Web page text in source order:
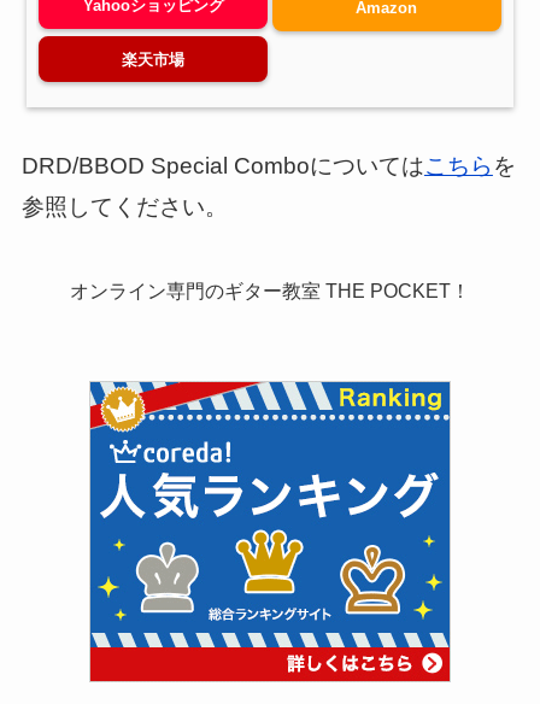
Yahooショッピング Amazon
楽天市場
DRD/BBOD Special Comboについてはこちら を
参照してください。
オンライン専門のギター教室 THE POCKET！